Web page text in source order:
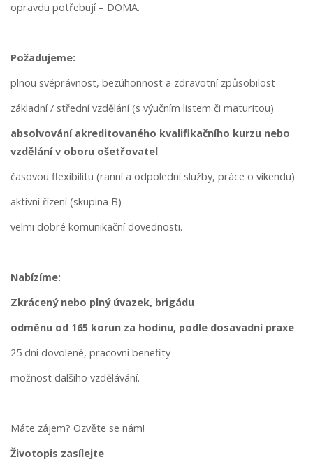
opravdu potřebují – DOMA.
Požadujeme:
plnou svéprávnost, bezúhonnost a zdravotní způsobilost
základní / střední vzdělání (s výučním listem či maturitou)
absolvování akreditovaného kvalifikačního kurzu nebo
vzdělání v oboru ošetřovatel
časovou flexibilitu (ranní a odpolední služby, práce o víkendu)
aktivní řízení (skupina B)
velmi dobré komunikační dovednosti.
Nabízíme:
Zkrácený nebo plný úvazek, brigádu
odměnu od 165 korun za hodinu, podle dosavadní praxe
25 dní dovolené, pracovní benefity
možnost dalšího vzdělávání.
Máte zájem? Ozvěte se nám!
Životopis zasílejte